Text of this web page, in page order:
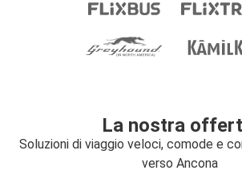
La nostra
Soluzioni di viaggio veloci, comode e
verso Ancona